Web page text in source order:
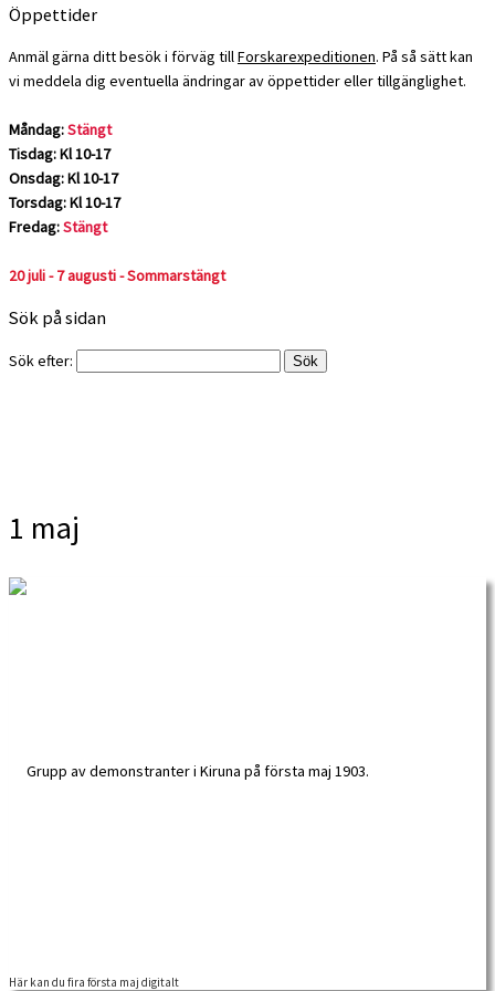
Öppettider
Anmäl gärna ditt besök i förväg tillForskarexpeditionen. På så sätt kan
vi meddela dig eventuella ändringar av öppettider eller tillgänglighet.
Måndag:Stängt
Tisdag: Kl 10-17
Onsdag: Kl 10-17
Torsdag: Kl 10-17
Fredag:Stängt
20 juli - 7 augusti - Sommarstängt
Sök på sidan
Sök efter:
1 maj
Här kan du fira första maj digitalt